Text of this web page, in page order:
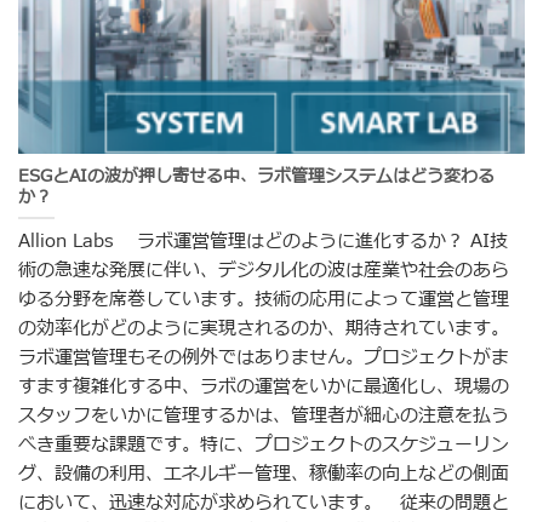
ESGとAIの波が押し寄せる中、ラボ管理システムはどう変わる
か？
Allion Labs ラボ運営管理はどのように進化するか？ AI技
術の急速な発展に伴い、デジタル化の波は産業や社会のあら
ゆる分野を席巻しています。技術の応用によって運営と管理
の効率化がどのように実現されるのか、期待されています。
ラボ運営管理もその例外ではありません。プロジェクトがま
すます複雑化する中、ラボの運営をいかに最適化し、現場の
スタッフをいかに管理するかは、管理者が細心の注意を払う
べき重要な課題です。特に、プロジェクトのスケジューリン
グ、設備の利用、エネルギー管理、稼働率の向上などの側面
において、迅速な対応が求められています。 従来の問題と